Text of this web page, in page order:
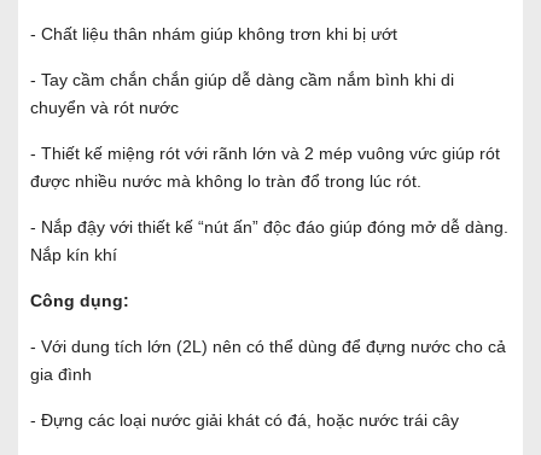
- Chất liệu thân nhám giúp không trơn khi bị ướt
- Tay cầm chắn chắn giúp dễ dàng cầm nắm bình khi di
chuyển và rót nước
- Thiết kế miệng rót với rãnh lớn và 2 mép vuông vức giúp rót
được nhiều nước mà không lo tràn đổ trong lúc rót.
- Nắp đậy với thiết kế “nút ấn” độc đáo giúp đóng mở dễ dàng.
Nắp kín khí
Công dụng:
- Với dung tích lớn (2L) nên có thể dùng để đựng nước cho cả
gia đình
- Đựng các loại nước giải khát có đá, hoặc nước trái cây